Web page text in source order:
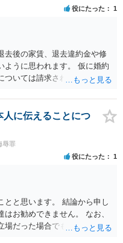
役にたった 1
去後の家賃、退去違約金や修
ように思われます。 仮に婚約
ついては請求される可能性が
回答をさせると良いでしょ
人に伝えることにつ
辱罪
役にたった 1
とと思います。 結論から申し
はお勧めできません。 なお、
場だった場合でも、女性の夫